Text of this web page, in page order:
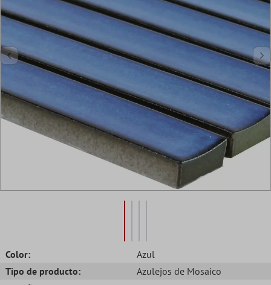
Color:
Azul
Tipo de producto:
Azulejos de Mosaico